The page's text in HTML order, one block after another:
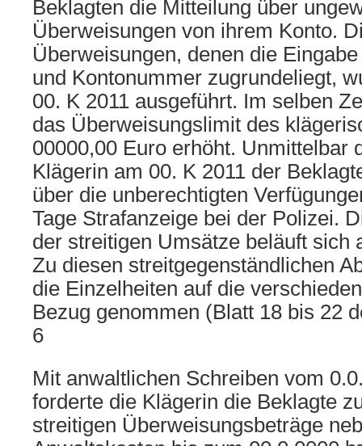
Beklagten die Mitteilung über
Überweisungen von ihrem Konto.
Überweisungen, denen die
und Kontonummer zugrundeliegt,
00. K 2011 ausgeführt. Im selben
das Überweisungslimit des
00000,00 Euro erhöht. Unmittelbar
Klägerin am 00. K 2011 der
über die unberechtigten
Tage Strafanzeige bei der Polizei.
der streitigen Umsätze beläuft sich
Zu diesen streitgegenständlichen
die Einzelheiten auf die
Bezug genommen (Blatt 18 bis 22
6
Mit anwaltlichen Schreiben vom
forderte die Klägerin die Beklagte
streitigen Überweisungsbeträge